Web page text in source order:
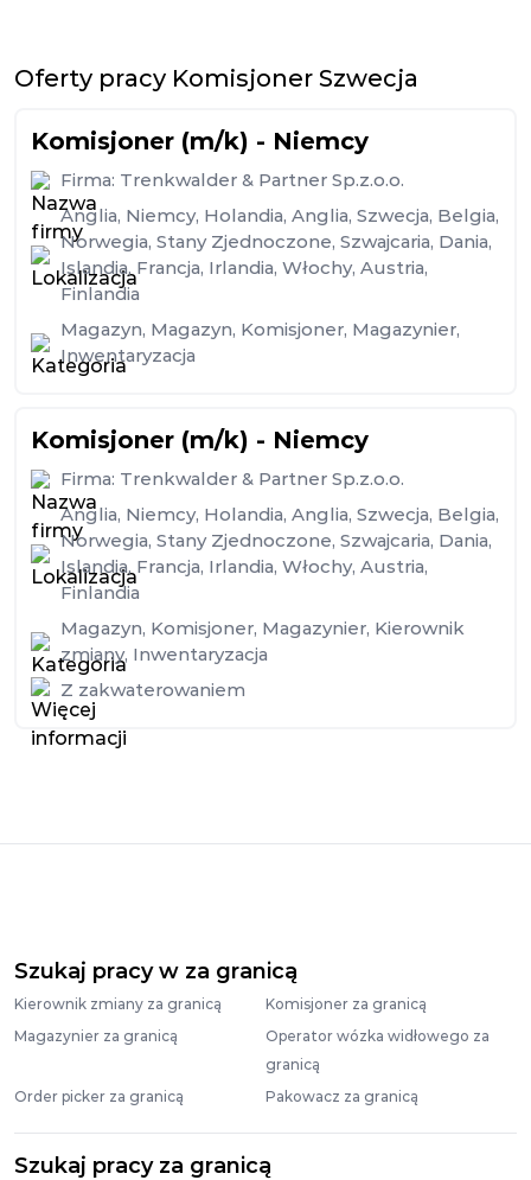
Oferty pracy Komisjoner Szwecja
Komisjoner (m/k) - Niemcy
Firma: Trenkwalder & Partner Sp.z.o.o.
Anglia, Niemcy, Holandia, Anglia, Szwecja, Belgia,
Norwegia, Stany Zjednoczone, Szwajcaria, Dania,
Islandia, Francja, Irlandia, Włochy, Austria,
Finlandia
Magazyn, Magazyn, Komisjoner, Magazynier,
Inwentaryzacja
Komisjoner (m/k) - Niemcy
Firma: Trenkwalder & Partner Sp.z.o.o.
Anglia, Niemcy, Holandia, Anglia, Szwecja, Belgia,
Norwegia, Stany Zjednoczone, Szwajcaria, Dania,
Islandia, Francja, Irlandia, Włochy, Austria,
Finlandia
Magazyn, Komisjoner, Magazynier, Kierownik
zmiany, Inwentaryzacja
Z zakwaterowaniem
Szukaj pracy w za granicą
Kierownik zmiany za granicą
Komisjoner za granicą
Magazynier za granicą
Operator wózka widłowego za
granicą
Order picker za granicą
Pakowacz za granicą
Szukaj pracy za granicą